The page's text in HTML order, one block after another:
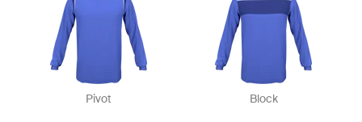
Pivot Block